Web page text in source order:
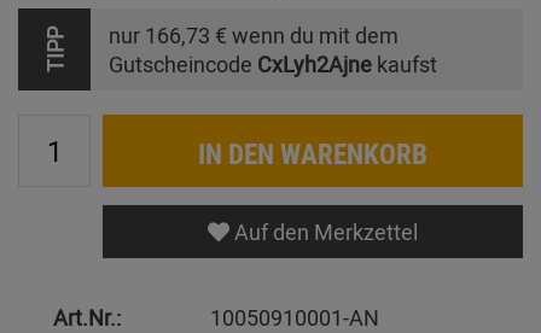
TIPP nur 166,73 € wenn du mit dem
Gutscheincode CxLyh2Ajne kaufst
IN DEN WARENKORB
Auf den Merkzettel
Art.Nr.:
10050910001-AN